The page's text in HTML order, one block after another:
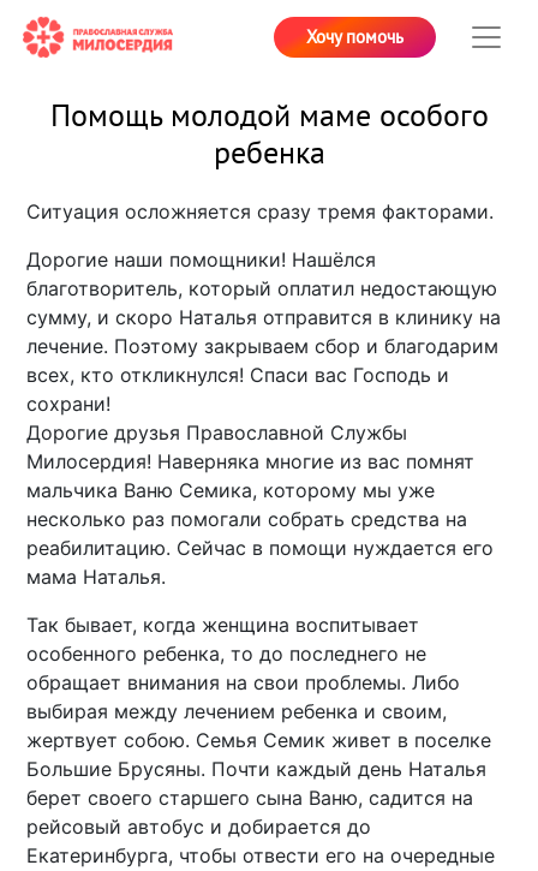
Хочу помочь
Помощь молодой маме особого
ребенка
Ситуация осложняется сразу тремя факторами.
Дорогие наши помощники! Нашёлся
благотворитель, который оплатил недостающую
сумму, и скоро Наталья отправится в клинику на
лечение. Поэтому закрываем сбор и благодарим
всех, кто откликнулся! Спаси вас Господь и
сохрани!
Дорогие друзья Православной Службы
Милосердия! Наверняка многие из вас помнят
мальчика Ваню Семика, которому мы уже
несколько раз помогали собрать средства на
реабилитацию. Сейчас в помощи нуждается его
мама Наталья.
Так бывает, когда женщина воспитывает
особенного ребенка, то до последнего не
обращает внимания на свои проблемы. Либо
выбирая между лечением ребенка и своим,
жертвует собою. Семья Семик живет в поселке
Большие Брусяны. Почти каждый день Наталья
берет своего старшего сына Ваню, садится на
рейсовый автобус и добирается до
Екатеринбурга, чтобы отвести его на очередные